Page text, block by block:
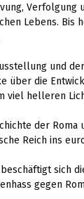
Verfolgung
Lebens. Bis
und
über die
viel helleren
der
Reich ins
beschäftigt sich
gegen